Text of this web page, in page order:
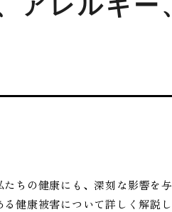
アレルギー
ちの健康にも、深刻な影響を
健康被害について詳しく解説